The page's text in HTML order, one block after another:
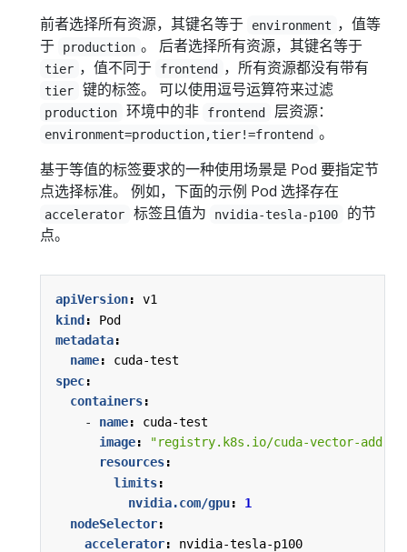
前者选择所有资源，其键名等于 environment ，值等
于
production 。 后者选择所有资源，其键名等于
tier ，值不同于 frontend ，所有资源都没有带有
tier 键的标签。 可以使用逗号运算符来过滤
production 环境中的非 frontend 层资源：
environment=production,tier!=frontend 。
基于等值的标签要求的一种使用场景是 Pod 要指定节
点选择标准。 例如，下面的示例 Pod 选择存在
accelerator 标签且值为 nvidia-tesla-p100
的节
点。
apiVersion:
v1
kind :
Pod
metadata:
name:
cuda-test
spec:
containers:
- name:
cuda-test
image:
"registry.k8s.io/cuda-vector-
resources:
limits:
nvidia.com/gpu:
1
nodeSelector:
accelerator: nvidia-tesla-p100